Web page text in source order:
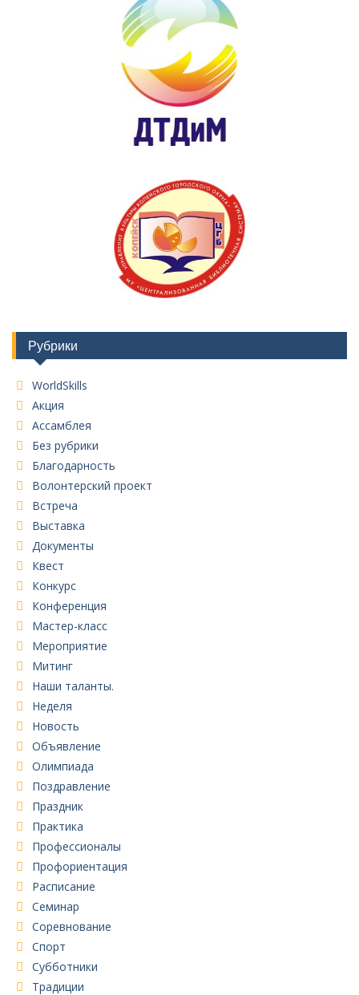
Рубрики
WorldSkills
Акция
Ассамблея
Без рубрики
Благодарность
Волонтерский проект
Встреча
Выставка
Документы
Квест
Конкурс
Конференция
Мастер-класс
Мероприятие
Митинг
Наши таланты.
Неделя
Новость
Объявление
Олимпиада
Поздравление
Праздник
Практика
Профессионалы
Профориентация
Расписание
Семинар
Соревнование
Спорт
Субботники
Традиции